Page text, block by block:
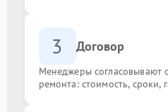
3 Договор
Менеджеры согласовывают
ремонта: стоимость, сроки,